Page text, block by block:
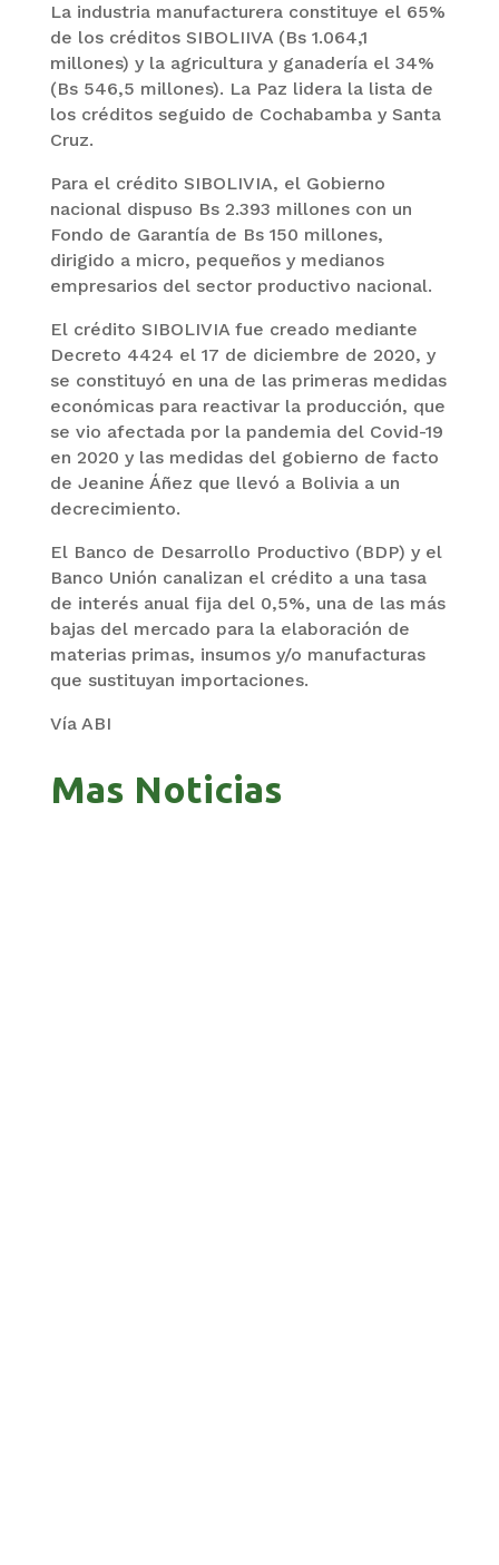
La industria manufacturera constituye el 65%
de los créditos SIBOLIIVA (Bs 1.064,1
millones) y la agricultura y ganadería el 34%
(Bs 546,5 millones). La Paz lidera la lista de
los créditos seguido de Cochabamba y Santa
Cruz.
Para el crédito SIBOLIVIA, el Gobierno
nacional dispuso Bs 2.393 millones con un
Fondo de Garantía de Bs 150 millones,
dirigido a micro, pequeños y medianos
empresarios del sector productivo nacional.
El crédito SIBOLIVIA fue creado mediante
Decreto 4424 el 17 de diciembre de 2020, y
se constituyó en una de las primeras medidas
económicas para reactivar la producción, que
se vio afectada por la pandemia del Covid-19
en 2020 y las medidas del gobierno de facto
de Jeanine Áñez que llevó a Bolivia a un
decrecimiento.
El Banco de Desarrollo Productivo (BDP) y el
Banco Unión canalizan el crédito a una tasa
de interés anual fija del 0,5%, una de las más
bajas del mercado para la elaboración de
materias primas, insumos y/o manufacturas
que sustituyan importaciones.
Vía ABI
Mas Noticias